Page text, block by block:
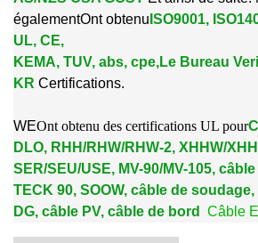
égalementOnt obtenu ISO9001,
UL, CE,
KEMA, TUV, abs, cpe,Le Bureau
KR Certifications.
WEOnt obtenu des certifications UL pour
DLO, RHH/RHW/RHW-2, XHHW/
SER/SEU/USE, MV-90/MV-105,
TECK 90, SOOW, câble de
DG, câble PV, câble de bord
Câble